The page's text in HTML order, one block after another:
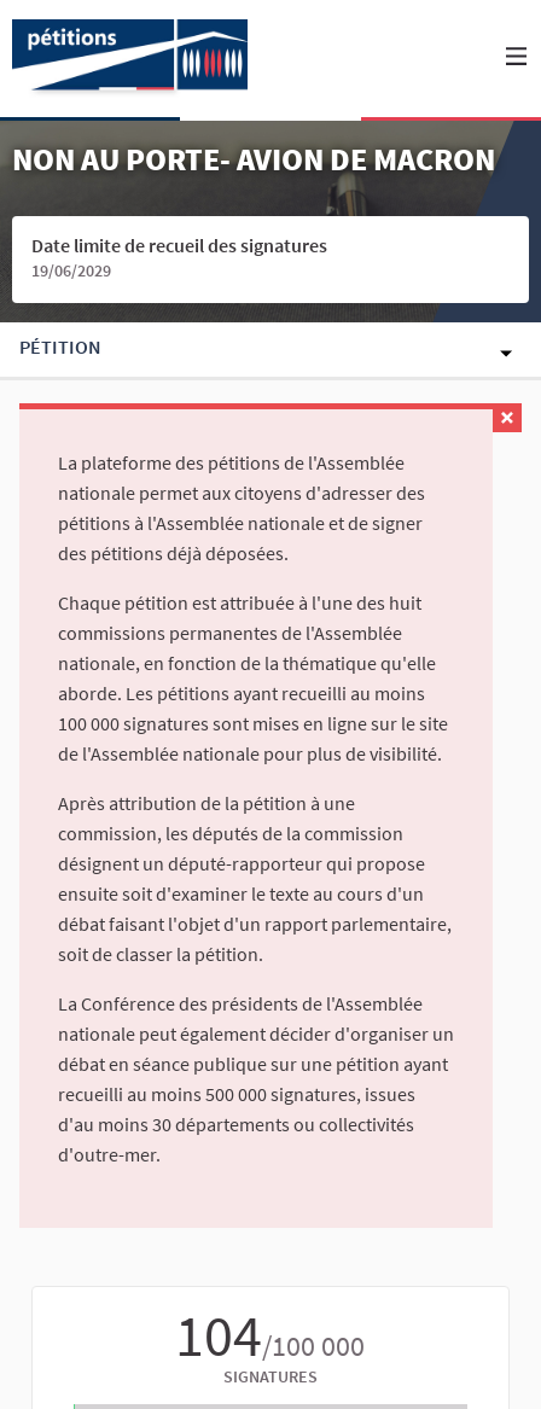
NON AU PORTE- AVION DE MACRON
Date limite de recueil des signatures
19/06/2029
PÉTITION
La plateforme des pétitions de l'Assemblée
nationale permet aux citoyens d'adresser des
pétitions à l'Assemblée nationale et de signer
des pétitions déjà déposées.
Chaque pétition est attribuée à l'une des huit
commissions permanentes de l'Assemblée
nationale, en fonction de la thématique qu'elle
aborde. Les pétitions ayant recueilli au moins
100 000 signatures sont mises en ligne sur le site
de l'Assemblée nationale pour plus de visibilité.
Après attribution de la pétition à une
commission, les députés de la commission
désignent un député-rapporteur qui propose
ensuite soit d'examiner le texte au cours d'un
débat faisant l'objet d'un rapport parlementaire,
soit de classer la pétition.
La Conférence des présidents de l'Assemblée
nationale peut également décider d'organiser un
débat en séance publique sur une pétition ayant
recueilli au moins 500 000 signatures, issues
d'au moins 30 départements ou collectivités
d'outre-mer.
104/100 000
SIGNATURES